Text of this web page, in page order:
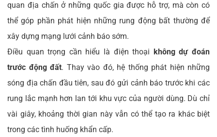
quan địa chấn ở những quốc gia được hỗ trợ, mà còn có
thể góp phần phát hiện những rung động bất thường để
xây dựng mạng lưới cảnh báo sớm.
Điều quan trọng cần hiểu là điện thoại
không dự đoán
trước động đất. Thay vào đó, hệ thống phát hiện những
sóng địa chấn đầu tiên, sau đó gửi cảnh báo trước khi các
rung lắc mạnh hơn lan tới khu vực của người dùng. Dù chỉ
vài giây, khoảng thời gian này vẫn có thể tạo ra khác biệt
trong các tình huống khẩn cấp.